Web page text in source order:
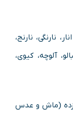
نارنگی، نارنج،
آلوچه، کیوی،
زده (ماش و عدس